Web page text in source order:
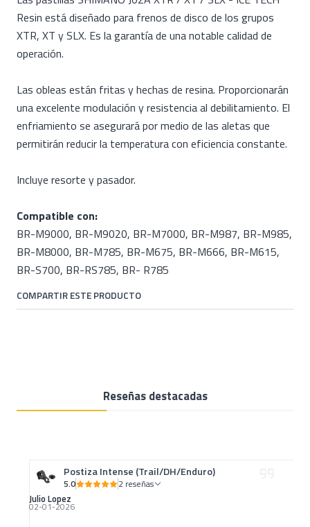
Resin está diseñado para frenos de disco de los grupos
XTR, XT y SLX. Es la garantía de una notable calidad de
operación.
Las obleas están fritas y hechas de resina. Proporcionarán
una excelente modulación y resistencia al debilitamiento. El
enfriamiento se asegurará por medio de las aletas que
permitirán reducir la temperatura con eficiencia constante.
Incluye resorte y pasador.
Compatible con:
BR-M9000, BR-M9020, BR-M7000, BR-M987, BR-M985,
BR-M8000, BR-M785, BR-M675, BR-M666, BR-M615,
BR-S700, BR-RS785, BR- R785
COMPARTIR ESTE PRODUCTO
Reseñas destacadas
Postiza Intense (Trail/DH/Enduro)
5.0 2 reseñas
Julio Lopez
02-01-2026